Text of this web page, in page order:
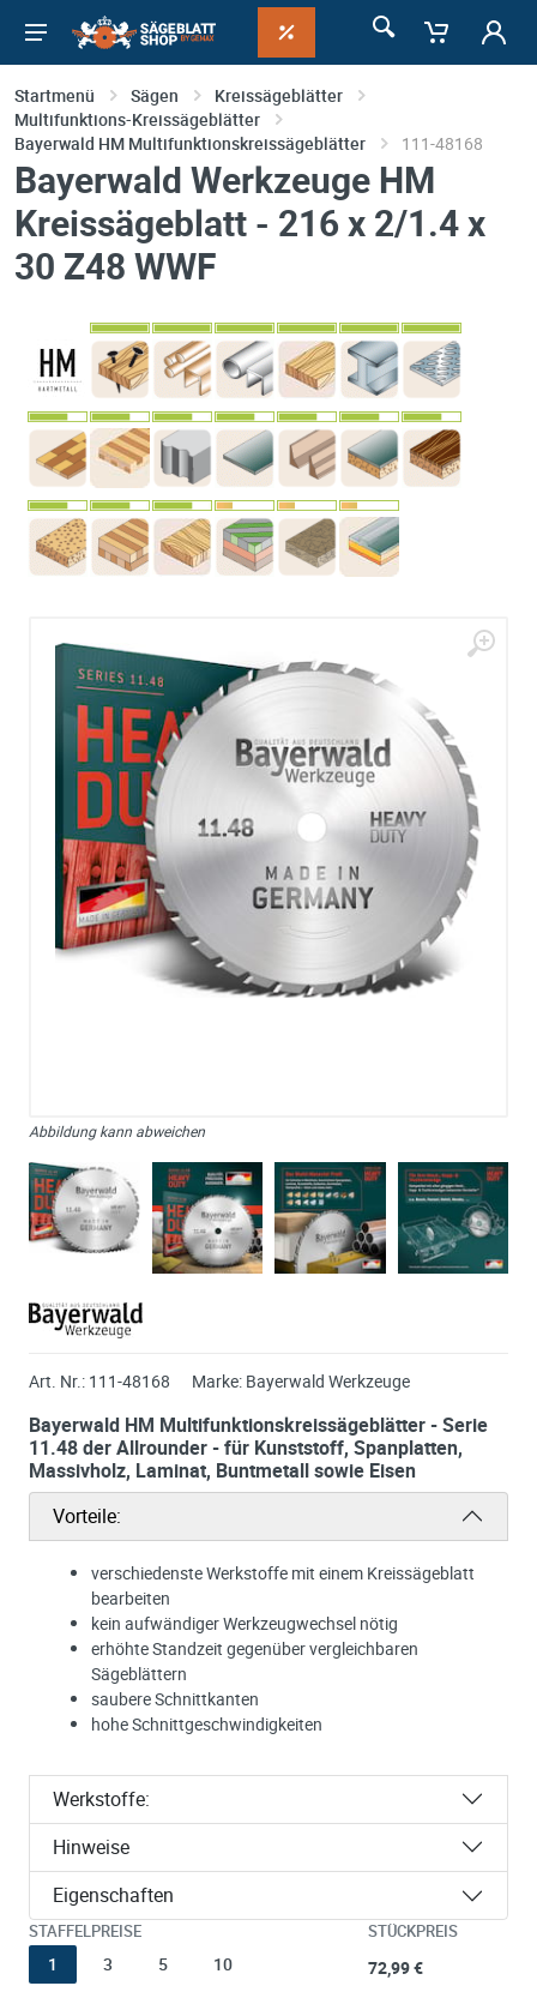
Startmenü Sägen
Kreissägeblätter
Multifunktions-Kreissägeblätter
Bayerwald HM Multifunktionskreissägeblätter
111-48168
Bayerwald Werkzeuge HM
Kreissägeblatt - 216 x 2/1.4 x
30 Z48 WWF
Abbildung kann abweichen
Art. Nr.: 111-48168 Marke: Bayerwald Werkzeuge
Bayerwald HM Multifunktionskreissägeblätter - Serie
11.48 der Allrounder - für Kunststoff, Spanplatten,
Massivholz, Laminat, Buntmetall sowie Eisen
Vorteile:
verschiedenste Werkstoffe mit einem Kreissägeblatt
bearbeiten
kein aufwändiger Werkzeugwechsel nötig
erhöhte Standzeit gegenüber vergleichbaren
Sägeblättern
saubere Schnittkanten
hohe Schnittgeschwindigkeiten
Werkstoffe:
Hinweise
Eigenschaften
STAFFELPREISE
1 3 5 10
STÜCKPREIS
72,99 €